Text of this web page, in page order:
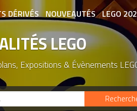
DÉRIVÉS NOUVEAUTÉS LEGO
DE FANS
LEGO
Expositions & Évènements